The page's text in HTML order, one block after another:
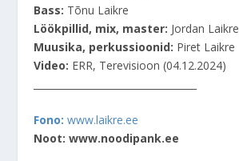
Bass: Tõnu Laikre
Löökpillid, mix, master: Jordan Laikre
Muusika, perkussioonid: Piret Laikre
Video: ERR, Terevisioon (04.12.2024)
Fono: www.laikre.ee
Noot: www.noodipank.ee